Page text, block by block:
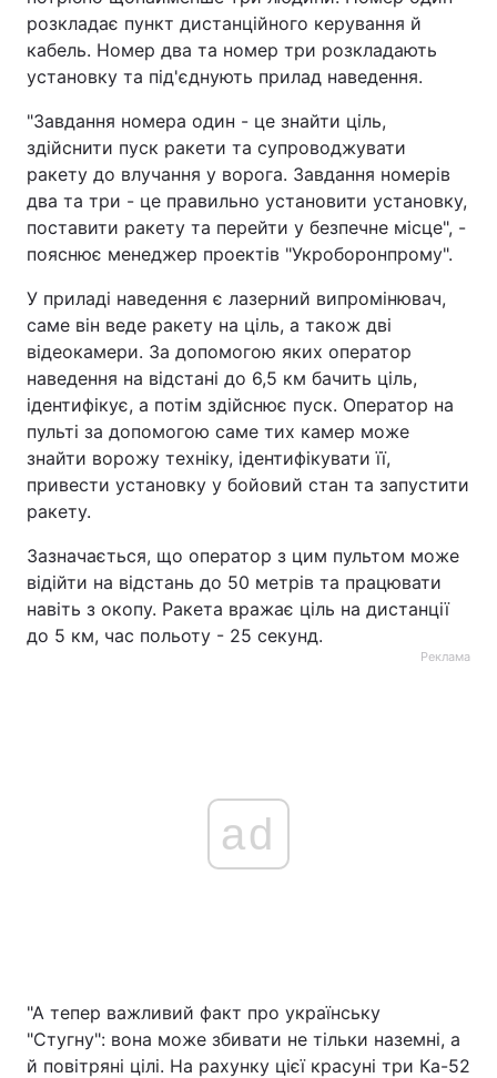
розкладає пункт дистанційного керування й
кабель. Номер два та номер три розкладають
установку та під'єднують прилад наведення.
"Завдання номера один - це знайти ціль,
здійснити пуск ракети та супроводжувати
ракету до влучання у ворога. Завдання номерів
два та три - це правильно установити установку,
поставити ракету та перейти у безпечне місце", -
пояснює менеджер проектів "Укроборонпрому".
У приладі наведення є лазерний випромінювач,
саме він веде ракету на ціль, а також дві
відеокамери. За допомогою яких оператор
наведення на відстані до 6,5 км бачить ціль,
ідентифікує, а потім здійснює пуск. Оператор на
пульті за допомогою саме тих камер може
знайти ворожу техніку, ідентифікувати її,
привести установку у бойовий стан та запустити
ракету.
Зазначається, що оператор з цим пультом може
відійти на відстань до 50 метрів та працювати
навіть з окопу. Ракета вражає ціль на дистанції
до 5 км, час польоту - 25 секунд.
Реклама
ad
"А тепер важливий факт про українську
"Стугну": вона може збивати не тільки наземні, а
й повітряні цілі. На рахунку цієї красуні три Ка-52